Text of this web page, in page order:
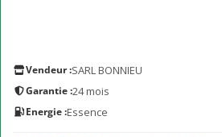
Vendeur :SARL BONNIEU
Garantie :24 mois
Energie :Essence